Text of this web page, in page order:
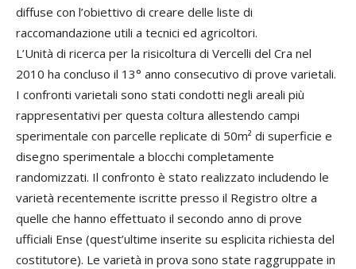
diffuse con l’obiettivo di creare delle liste di
raccomandazione utili a tecnici ed agricoltori.
L’Unità di ricerca per la risicoltura di Vercelli del Cra nel
2010 ha concluso il 13° anno consecutivo di prove varietali.
I confronti varietali sono stati condotti negli areali più
rappresentativi per questa coltura allestendo campi
sperimentale con parcelle replicate di 50m² di superficie e
disegno sperimentale a blocchi completamente
randomizzati. Il confronto è stato realizzato includendo le
varietà recentemente iscritte presso il Registro oltre a
quelle che hanno effettuato il secondo anno di prove
ufficiali Ense (quest’ultime inserite su esplicita richiesta del
costitutore). Le varietà in prova sono state raggruppate in